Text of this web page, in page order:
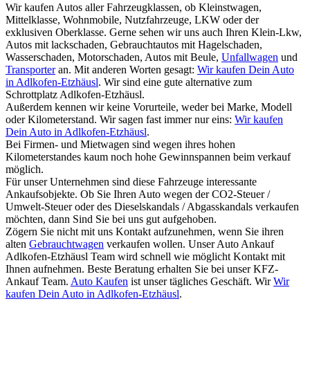
Wir kaufen Autos aller Fahrzeugklassen, ob Kleinstwagen,
Mittelklasse, Wohnmobile, Nutzfahrzeuge, LKW oder der
exklusiven Oberklasse. Gerne sehen wir uns auch Ihren Klein-Lkw,
Autos mit lackschaden, Gebrauchtautos mit Hagelschaden,
Wasserschaden, Motorschaden, Autos mit Beule, Unfallwagen und
Transporteran. Mit anderen Worten gesagt: Wir kaufen Dein Auto
in Adlkofen-Etzhäusl. Wir sind eine gute alternative zum
Schrottplatz Adlkofen-Etzhäusl.
Außerdem kennen wir keine Vorurteile, weder bei Marke, Modell
oder Kilometerstand. Wir sagen fast immer nur eins: Wir kaufen
Dein Auto in Adlkofen-Etzhäusl.
Bei Firmen- und Mietwagen sind wegen ihres hohen
Kilometerstandes kaum noch hohe Gewinnspannen beim verkauf
möglich.
Für unser Unternehmen sind diese Fahrzeuge interessante
Ankaufsobjekte. Ob Sie Ihren Auto wegen der CO2-Steuer /
Umwelt-Steuer oder des Dieselskandals / Abgasskandals verkaufen
möchten, dann Sind Sie bei uns gut aufgehoben.
Zögern Sie nicht mit uns Kontakt aufzunehmen, wenn Sie ihren
alten Gebrauchtwagen verkaufen wollen. Unser Auto Ankauf
Adlkofen-Etzhäusl Team wird schnell wie möglicht Kontakt mit
Ihnen aufnehmen. Beste Beratung erhalten Sie bei unser KFZ-
Ankauf Team. Auto Kaufen ist unser tägliches Geschäft. WirWir
kaufen Dein Auto in Adlkofen-Etzhäusl.